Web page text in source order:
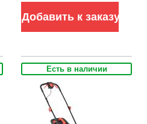
Добавить к заказу
Есть в наличии